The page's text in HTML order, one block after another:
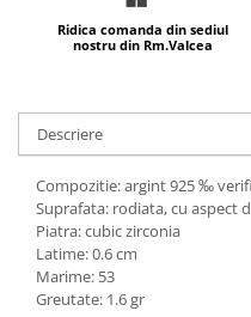
marimea 51
marimea 52
marimea 54
marimea 55
marimea 56
marimea 57
marimea 58
marimea 59
marimea 60
Ridica comanda din sediul
nostru din Rm.Valcea
Descriere
Compozitie: argint 925 ‰
Suprafata: rodiata, cu aspect
Piatra: cubic zirconia
Latime: 0.6 cm
Marime: 53
Greutate: 1.6 gr